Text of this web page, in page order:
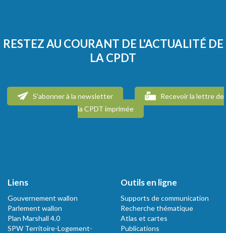
RESTEZ AU COURANT DE L'ACTUALITÉ DE
LA CPDT
S'abonner à la newsletter
Recevoir la lettre de
la CPDT imprimée
Liens
Gouvernement wallon
Parlement wallon
Plan Marshall 4.0
SPW Territoire-Logement-
Outils en ligne
Supports de communication
Recherche thématique
Atlas et cartes
Publications